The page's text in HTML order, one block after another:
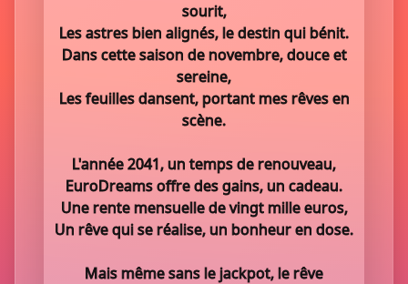
sourit,
Les astres bien alignés, le destin qui bénit.
Dans cette saison de novembre, douce et
sereine,
Les feuilles dansent, portant mes rêves en
scène.
L'année 2041, un temps de renouveau,
EuroDreams offre des gains, un cadeau.
Une rente mensuelle de vingt mille euros,
Un rêve qui se réalise, un bonheur en dose.
Mais même sans le jackpot, le rêve